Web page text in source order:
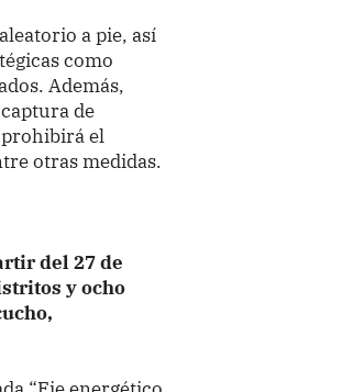
a pie, así
como
Además,
de
el
otras medidas.
del 27 de
y ocho